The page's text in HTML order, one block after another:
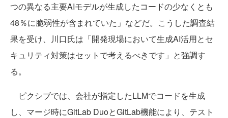
つの異なる主要AIモデルが生成したコードの少なくとも
48％に脆弱性が含まれていた」などだ。こうした調査結
果を受け、川口氏は「開発現場において生成AI活用とセ
キュリティ対策はセットで考えるべきです」と強調す
る。
ピクシブでは、会社が指定したLLMでコードを生成
し、マージ時にGitLab DuoとGitLab機能により、テスト